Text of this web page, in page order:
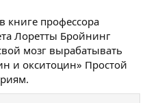
книге профессора
Лоретты Бройнинг
мозг вырабатывать
и окситоцин» Простой